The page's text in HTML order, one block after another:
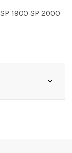
1900 SP 2000